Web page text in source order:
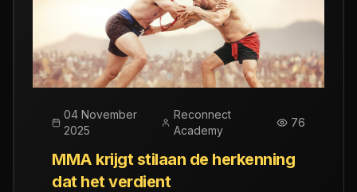
04 November
2025
Reconnect
Academy
76
MMA krijgt stilaan de herkenning
dat het verdient